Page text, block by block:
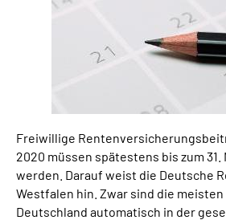
Freiwillige
2020 müssen spätestens bis zum 31.
werden. Darauf weist die Deutsche
Westfalen hin. Zwar sind die
Deutschland automatisch in der